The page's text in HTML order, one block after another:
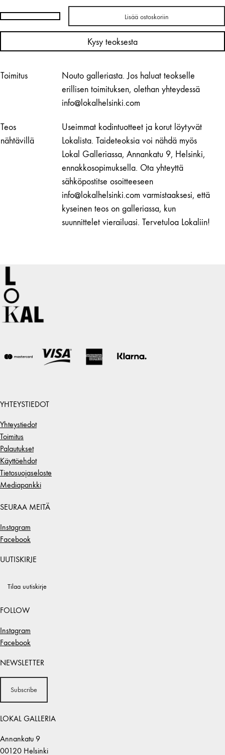
Harri
Koskinen
|
+
Genelec
Lisää ostoskoriin
Kysy teoksesta
Toimitus
Nouto galleriasta. Jos haluat teokselle
erillisen toimituksen, olethan yhteydessä
info@lokalhelsinki.com
Teos
nähtävillä
Useimmat kodintuotteet ja korut löytyvät
Lokalista. Taideteoksia voi nähdä myös
Lokal Galleriassa, Annankatu 9, Helsinki,
ennakkosopimuksella. Ota yhteyttä
sähköpostitse osoitteeseen
info@lokalhelsinki.com varmistaaksesi, että
kyseinen teos on galleriassa, kun
suunnittelet vierailuasi. Tervetuloa Lokaliin!
YHTEYSTIEDOT
Yhteystiedot
Toimitus
Palautukset
Käyttöehdot
Tietosuojaseloste
Mediapankki
SEURAA MEITÄ
Instagram
Facebook
UUTISKIRJE
Tilaa uutiskirje
FOLLOW
Instagram
Facebook
NEWSLETTER
Subscribe
LOKAL GALLERIA
Annankatu 9
00120 Helsinki